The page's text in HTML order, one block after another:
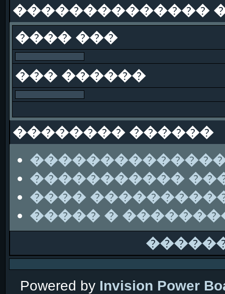
��������������
���� ���
��� ������
�������� ������
�����������
����
����� �
Powered by Invision Power